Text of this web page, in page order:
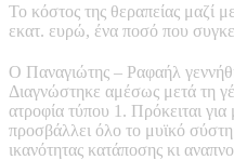
Το κόστος της θεραπείας μαζί
εκατ. ευρώ, ένα ποσό που
Ο Παναγιώτης – Ραφαήλ
Διαγνώστηκε αμέσως μετά τη
ατροφία τύπου 1. Πρόκειται
προσβάλλει όλο το μυϊκό
ικανότητας κατάποσης κι